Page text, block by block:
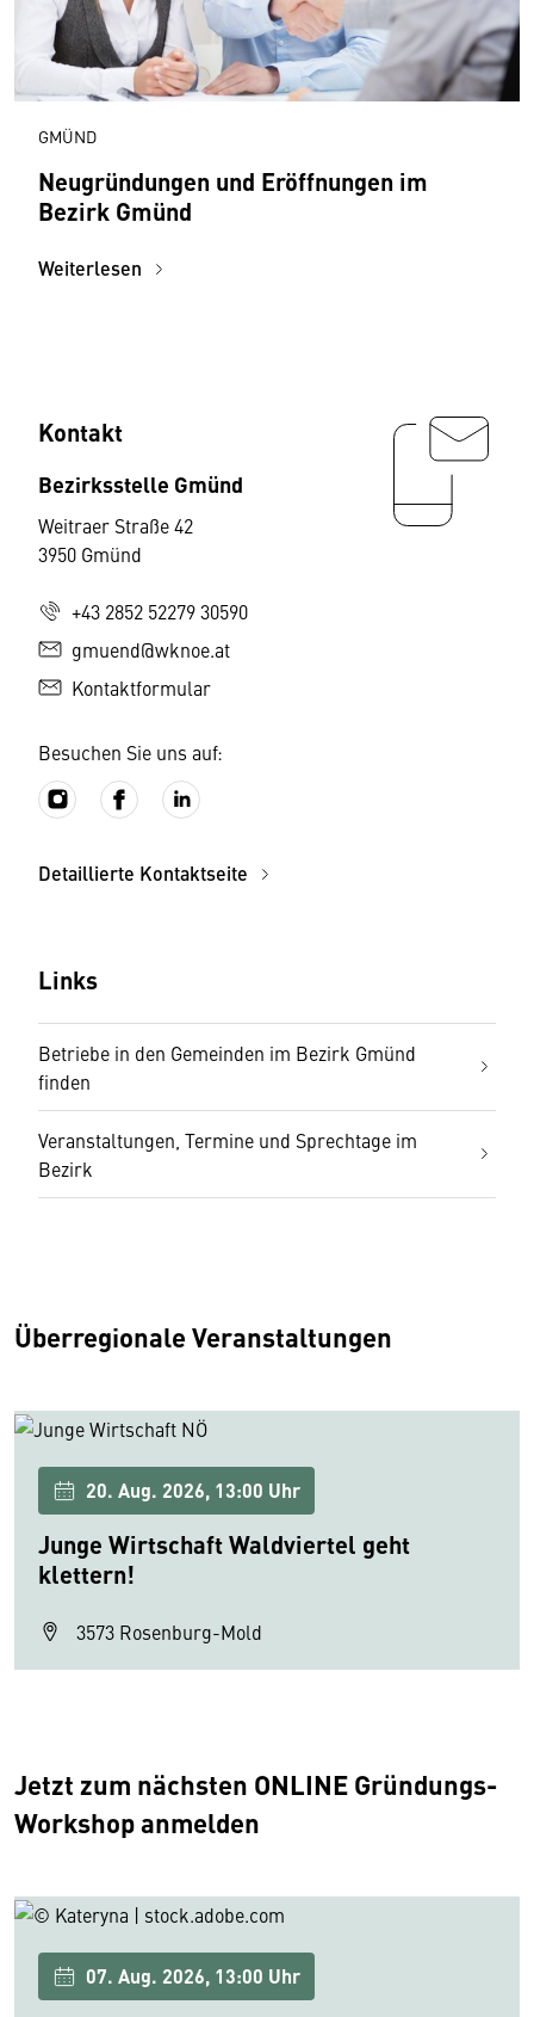
GMÜND
Neugründungen und Eröffnungen im
Bezirk Gmünd
Weiterlesen
Kontakt
Bezirksstelle Gmünd
Weitraer Straße 42
3950 Gmünd
+43 2852 52279 30590
gmuend@wknoe.at
Kontaktformular
Besuchen Sie uns auf:
Detaillierte Kontaktseite
Links
Betriebe in den Gemeinden im Bezirk Gmünd
finden
Veranstaltungen, Termine und Sprechtage im
Bezirk
Überregionale Veranstaltungen
20. Aug. 2026, 13:00 Uhr
Junge Wirtschaft Waldviertel geht
klettern!
3573 Rosenburg-Mold
Jetzt zum nächsten ONLINE Gründungs-
Workshop anmelden
07. Aug. 2026, 13:00 Uhr